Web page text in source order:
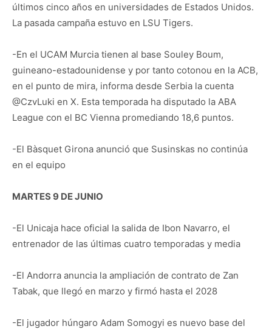
últimos cinco años en universidades de Estados Unidos.
La pasada campaña estuvo en LSU Tigers.
-En el UCAM Murcia tienen al base Souley Boum,
guineano-estadounidense y por tanto cotonou en la ACB,
en el punto de mira, informa desde Serbia la cuenta
@CzvLuki en X. Esta temporada ha disputado la ABA
League con el BC Vienna promediando 18,6 puntos.
-El Bàsquet Girona anunció que Susinskas no continúa
en el equipo
MARTES 9 DE JUNIO
-El Unicaja hace oficial la salida de Ibon Navarro, el
entrenador de las últimas cuatro temporadas y media
-El Andorra anuncia la ampliación de contrato de Zan
Tabak, que llegó en marzo y firmó hasta el 2028
-El jugador húngaro Adam Somogyi es nuevo base del